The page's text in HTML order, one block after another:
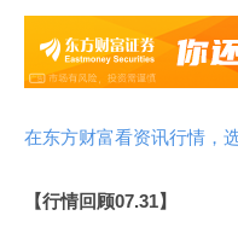
在东方财富看资讯行情，
【行情回顾07.31】